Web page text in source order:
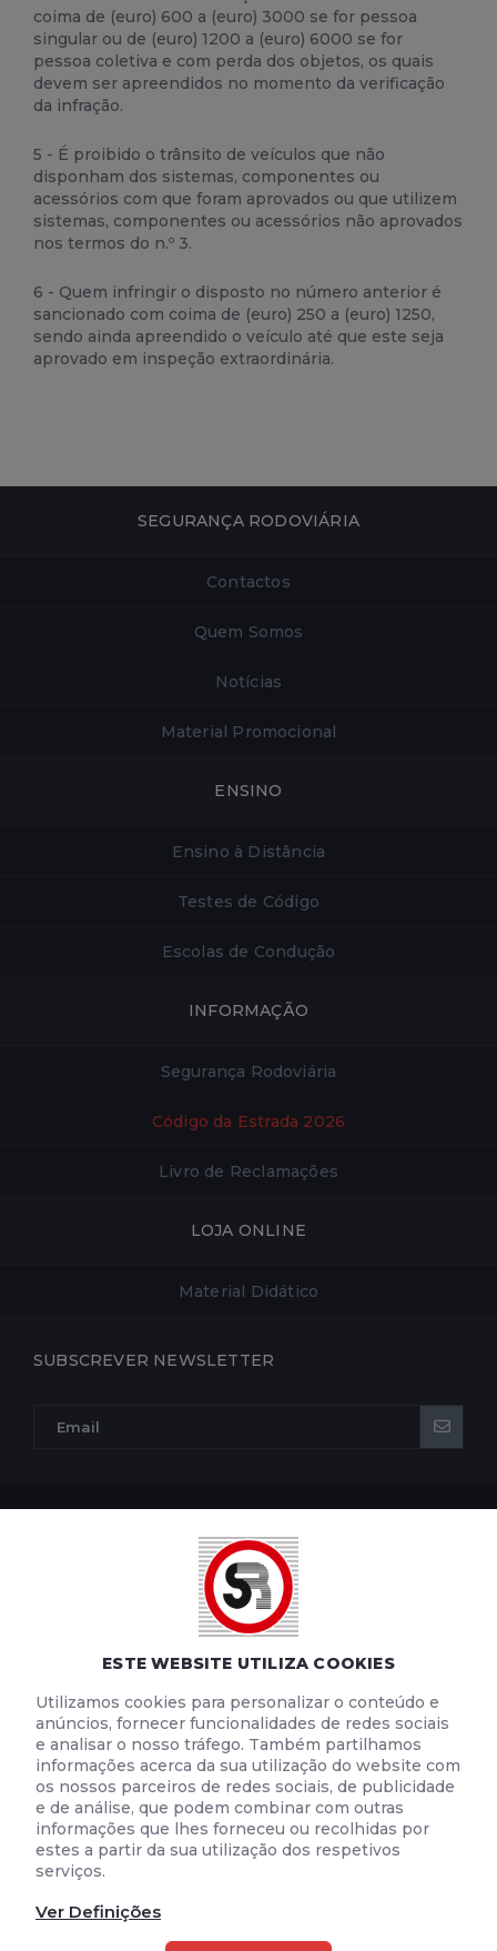
ESTE WEBSITE UTILIZA COOKIES
Utilizamos cookies para personalizar o conteúdo e
anúncios, fornecer funcionalidades de redes sociais
e analisar o nosso tráfego. Também partilhamos
informações acerca da sua utilização do website com
os nossos parceiros de redes sociais, de publicidade
e de análise, que podem combinar com outras
informações que lhes forneceu ou recolhidas por
estes a partir da sua utilização dos respetivos
serviços.
Ver Definições
coima de (euro) 600 a (euro) 3000 se for pessoa
singular ou de (euro) 1200 a (euro) 6000 se for
pessoa coletiva e com perda dos objetos, os quais
devem ser apreendidos no momento da verificação
da infração.
5 - É proibido o trânsito de veículos que não
disponham dos sistemas, componentes ou
acessórios com que foram aprovados ou que utilizem
sistemas, componentes ou acessórios não aprovados
nos termos do n.º 3.
6 - Quem infringir o disposto no número anterior é
sancionado com coima de (euro) 250 a (euro) 1250,
sendo ainda apreendido o veículo até que este seja
aprovado em inspeção extraordinária.
SEGURANÇA RODOVIÁRIA
Contactos
Quem Somos
Notícias
Material Promocional
ENSINO
Ensino à Distância
Testes de Código
Escolas de Condução
INFORMAÇÃO
Segurança Rodoviária
Código da Estrada 2026
Livro de Reclamações
LOJA ONLINE
Material Didático
SUBSCREVER NEWSLETTER
POLÍTICA DE COOKIES
TERMOS E CONDIÇÕES DE UTILIZAÇÃO